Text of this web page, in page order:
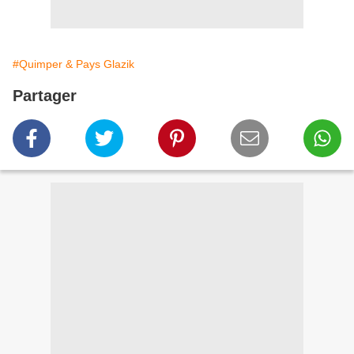
#Quimper & Pays Glazik
Partager